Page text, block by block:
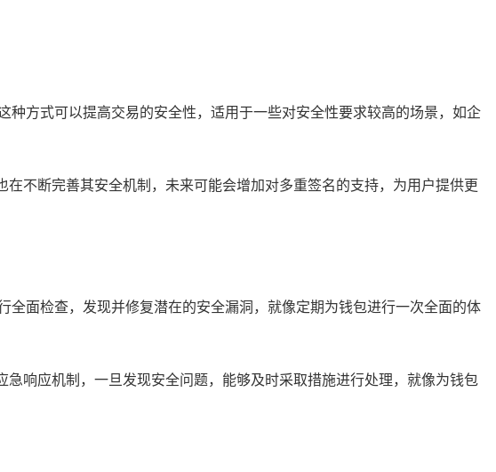
方式可以提高交易的安全性，适用于一些对安全性要求较高的场景，如企
不断完善其安全机制，未来可能会增加对多重签名的支持，为用户提供更
面检查，发现并修复潜在的安全漏洞，就像定期为钱包进行一次全面的体
响应机制，一旦发现安全问题，能够及时采取措施进行处理，就像为钱包